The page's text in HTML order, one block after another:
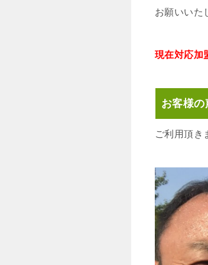
お願いいた
現在対応加
お客様の
ご利用頂き